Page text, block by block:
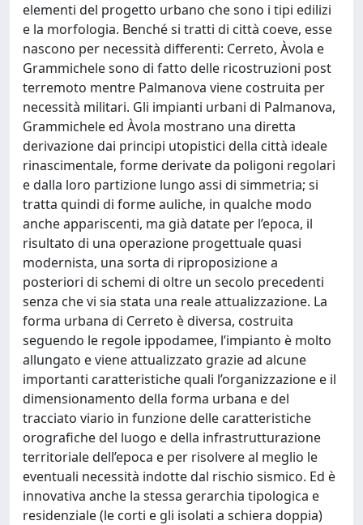
elementi del progetto urbano che sono i tipi edilizi
e la morfologia. Benché si tratti di città coeve, esse
nascono per necessità differenti: Cerreto, Àvola e
Grammichele sono di fatto delle ricostruzioni post
terremoto mentre Palmanova viene costruita per
necessità militari. Gli impianti urbani di Palmanova,
Grammichele ed Àvola mostrano una diretta
derivazione dai principi utopistici della città ideale
rinascimentale, forme derivate da poligoni regolari
e dalla loro partizione lungo assi di simmetria; si
tratta quindi di forme auliche, in qualche modo
anche appariscenti, ma già datate per l’epoca, il
risultato di una operazione progettuale quasi
modernista, una sorta di riproposizione a
posteriori di schemi di oltre un secolo precedenti
senza che vi sia stata una reale attualizzazione. La
forma urbana di Cerreto è diversa, costruita
seguendo le regole ippodamee, l’impianto è molto
allungato e viene attualizzato grazie ad alcune
importanti caratteristiche quali l’organizzazione e il
dimensionamento della forma urbana e del
tracciato viario in funzione delle caratteristiche
orografiche del luogo e della infrastrutturazione
territoriale dell’epoca e per risolvere al meglio le
eventuali necessità indotte dal rischio sismico. Ed è
innovativa anche la stessa gerarchia tipologica e
residenziale (le corti e gli isolati a schiera doppia)